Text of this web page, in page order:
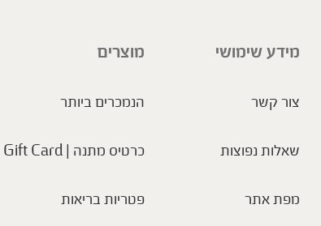
מידע שימושי
צור קשר
שאלות נפוצות
מפת אתר
מוצרים
הנמכרים ביותר
כרטיס מתנה | Gift Card
פטריות בריאות